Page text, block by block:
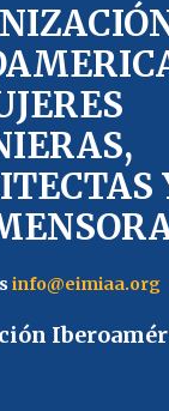
info@eimiaa.org